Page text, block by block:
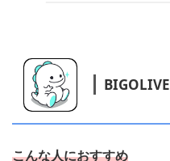
BIGOLIVE
こんな人におすすめ